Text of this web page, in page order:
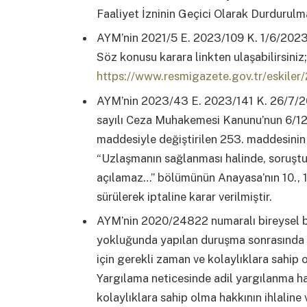
Faaliyet İzninin Geçici Olarak
AYM’nin 2021/5 E. 2023/109 K. 1/6/
Söz konusu karara linkten ulaşabilirsiniz;
https://www.resmigazete.gov.tr/
AYM’nin 2023/43 E. 2023/141 K. 26/7/
sayılı Ceza Muhakemesi Kanunu’nun 6/
maddesiyle değiştirilen 253. maddesinin
“Uzlaşmanın sağlanması halinde,
açılamaz…” bölümünün Anayasa’nın
sürülerek iptaline karar verilmiştir.
AYM’nin 2020/24822 numaralı bireysel
yokluğunda yapılan duruşma
için gerekli zaman ve kolaylıklara sahip
Yargılama neticesinde adil yargılanma
kolaylıklara sahip olma hakkının